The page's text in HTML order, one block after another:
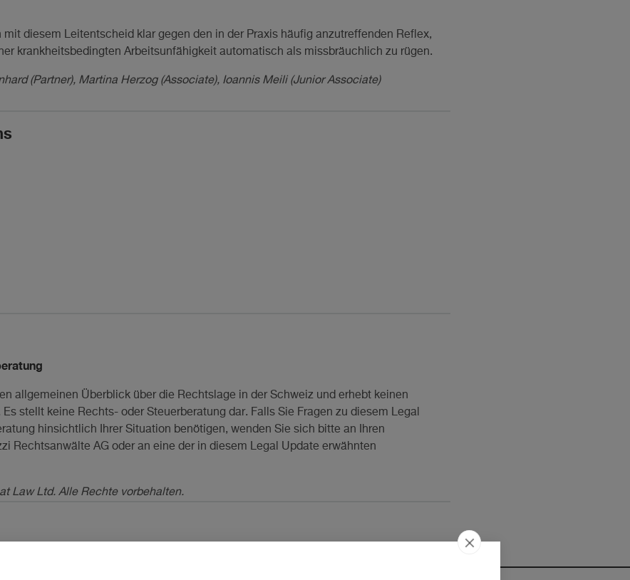
diesem Leitentscheid klar gegen den in der Praxis häufig anzutreffenden Reflex,
krankheitsbedingten Arbeitsunfähigkeit automatisch als missbräuchlich zu rügen.
(Partner), Martina Herzog (Associate), Ioannis Meili (Junior Associate)
allgemeinen Überblick über die Rechtslage in der Schweiz und erhebt keinen
stellt keine Rechts- oder Steuerberatung dar. Falls Sie Fragen zu diesem Legal
hinsichtlich Ihrer Situation benötigen, wenden Sie sich bitte an Ihren
Rechtsanwälte AG oder an eine der in diesem Legal Update erwähnten
Law Ltd. Alle Rechte vorbehalten.